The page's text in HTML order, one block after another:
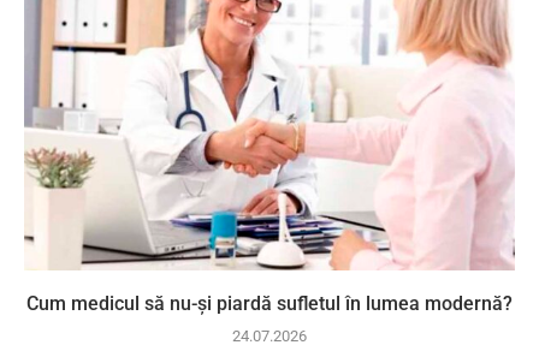
Cum medicul să nu-și piardă sufletul în lumea modernă?
24.07.2026